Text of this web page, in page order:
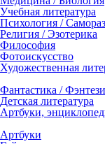
Учебная литература
Психология /
Религия / Эзотерика
Философия
Фотоискусство
Художественная
Фантастика / Фэнтези
Детская литература
Артбуки,
Артбуки